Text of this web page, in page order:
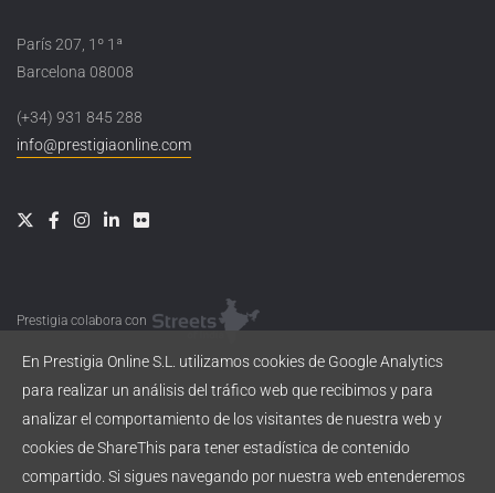
París 207, 1º 1ª
Barcelona 08008
(+34) 931 845 288
info@prestigiaonline.com
Prestigia colabora con
En Prestigia Online S.L. utilizamos cookies de Google Analytics
para realizar un análisis del tráfico web que recibimos y para
analizar el comportamiento de los visitantes de nuestra web y
cookies de ShareThis para tener estadística de contenido
compartido. Si sigues navegando por nuestra web entenderemos